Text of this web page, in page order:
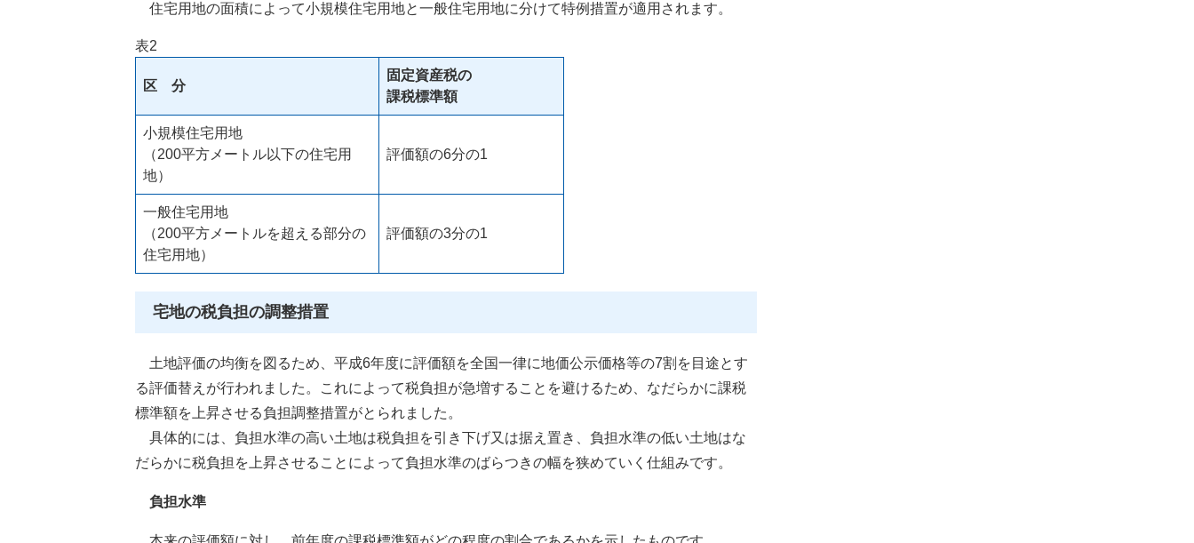
住宅用地の面積によって小規模住宅用地と一般住宅用地に分けて特例措置が適用されます。
表2
区 分
固定資産税の
課税標準額
小規模住宅用地
（200平方メートル以下の住宅用
地）
評価額の6分の1
一般住宅用地
（200平方メートルを超える部分の
住宅用地）
評価額の3分の1
宅地の税負担の調整措置
土地評価の均衡を図るため、平成6年度に評価額を全国一律に地価公示価格等の7割を目途とす
る評価替えが行われました。これによって税負担が急増することを避けるため、なだらかに課税
標準額を上昇させる負担調整措置がとられました。
具体的には、負担水準の高い土地は税負担を引き下げ又は据え置き、負担水準の低い土地はな
だらかに税負担を上昇させることによって負担水準のばらつきの幅を狭めていく仕組みです。
負担水準